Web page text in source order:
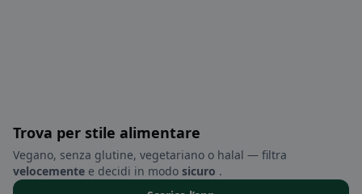
Trova per stile alimentare
Vegano, senza glutine, vegetariano o halal — filtra
velocemente e decidi in modo sicuro .